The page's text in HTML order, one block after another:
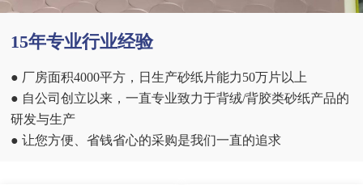
15年专业行业经验
● 厂房面积4000平方，日生产砂纸片能力50万片以上
● 自公司创立以来，一直专业致力于背绒/背胶类砂纸产品的
研发与生产
● 让您方便、省钱省心的采购是我们一直的追求